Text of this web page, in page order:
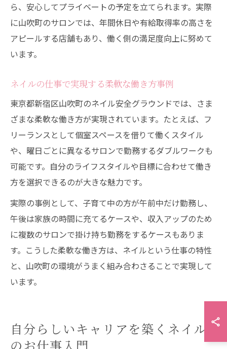
ら、安心してプライベートの予定を立てられます。実際
に山吹町のサロンでは、年間休日や有給取得率の高さを
アピールする店舗もあり、働く側の満足度向上に努めて
います。
ネイルの仕事で実現する柔軟な働き方事例
東京都新宿区山吹町のネイル安全グラウンドでは、さま
ざまな柔軟な働き方が実現されています。たとえば、フ
リーランスとして個室スペースを借りて働くスタイル
や、曜日ごとに異なるサロンで勤務するダブルワークも
可能です。自分のライフスタイルや目標に合わせて働き
方を選択できるのが大きな魅力です。
実際の事例として、子育て中の方が午前中だけ勤務し、
午後は家族の時間に充てるケースや、収入アップのため
に複数のサロンで掛け持ち勤務をするケースもありま
す。こうした柔軟な働き方は、ネイルという仕事の特性
と、山吹町の環境がうまく組み合わさることで実現して
います。
自分らしいキャリアを築くネイル
のお仕事入門